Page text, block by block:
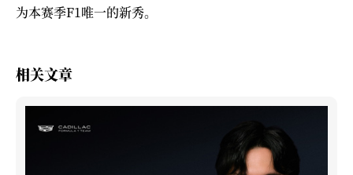
为本赛季F1唯一的新秀。
相关文章